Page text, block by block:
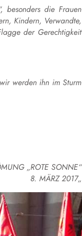
besonders die Frauen
Kindern, Verwandte,
der Gerechtigkeit
werden ihn im Sturm
„ROTE SONNE“
8. MÄRZ 2017„